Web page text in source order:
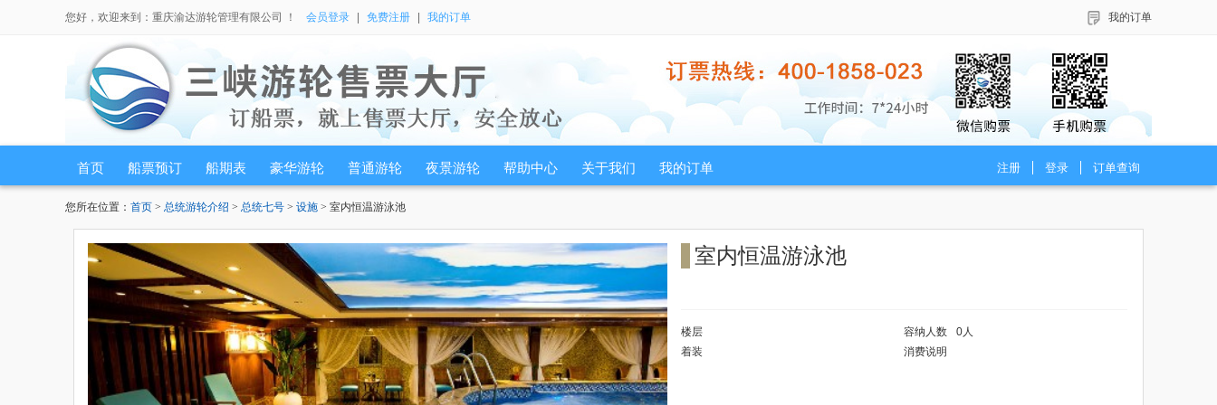
您好，欢迎来到：重庆渝达游轮管理有限公司 ！ 会员登录 免费注册 我的订单 我的订单
首页 船票预订 船期表 豪华游轮 普通游轮 夜景游轮 帮助中心 关于我们 我的订单 订单查询
登录
注册
您所在位置： 首页 > 总统游轮介绍 > 总统七号 > 设施 > 室内恒温游泳池
室内恒温游泳池
楼层 容纳人数
0人
着装
消费说明